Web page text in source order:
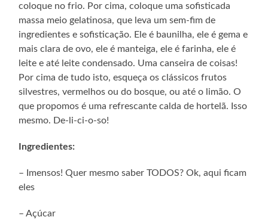
coloque no frio. Por cima, coloque uma sofisticada
massa meio gelatinosa, que leva um sem-fim de
ingredientes e sofisticação. Ele é baunilha, ele é gema e
mais clara de ovo, ele é manteiga, ele é farinha, ele é
leite e até leite condensado. Uma canseira de coisas!
Por cima de tudo isto, esqueça os clássicos frutos
silvestres, vermelhos ou do bosque, ou até o limão. O
que propomos é uma refrescante calda de hortelã. Isso
mesmo. De-li-ci-o-so!
Ingredientes:
– Imensos! Quer mesmo saber TODOS? Ok, aqui ficam
eles
– Açúcar